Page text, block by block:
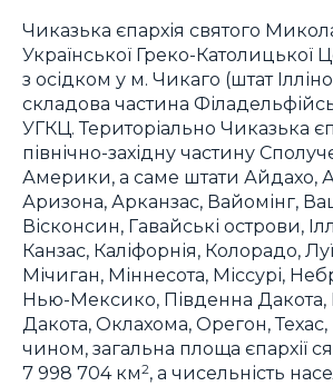
Чиказька єпархія святого
Української Греко-Католицької
з осідком у м. Чикаго (штат
складова частина
УГКЦ. Територіально Чиказька
північно-західну частину
Америки, а саме штати Айдахо,
Аризона, Арканзас, Вайомінг,
Вісконсин, Гавайські острови,
Канзас, Каліфорнія, Колорадо,
Мічиган, Міннесота, Міссурі,
Нью-Мексико, Південна Дакота,
Дакота, Оклахома, Орегон,
чином, загальна площа єпархії
7 998 704 км2, а чисельність